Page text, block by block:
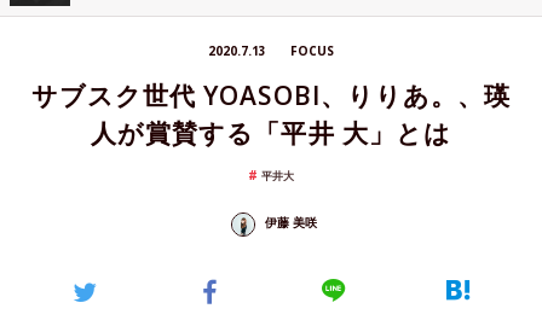
2020.7.13 FOCUS
サブスク世代 YOASOBI、りりあ。、瑛
人が賞賛する「平井 大」とは
平井大
伊藤 美咲